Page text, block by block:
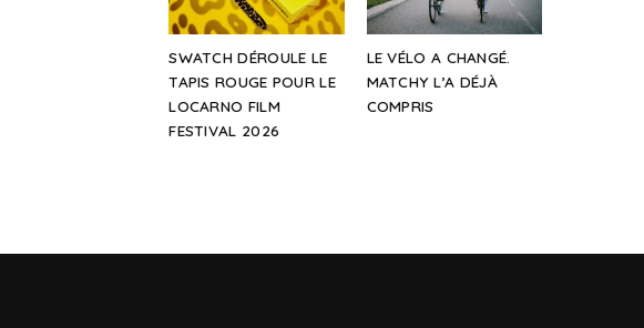
SWATCH DÉROULE LE
TAPIS ROUGE POUR LE
LOCARNO FILM
FESTIVAL 2026
LE VÉLO A CHANGÉ.
MATCHY L’A DÉJÀ
COMPRIS